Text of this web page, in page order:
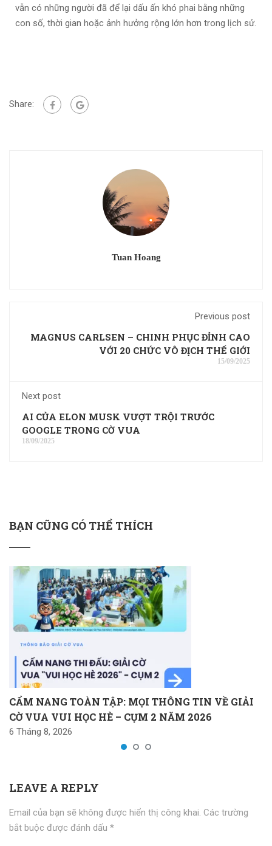
vẫn có những người đã để lại dấu ấn khó phai bằng những
con số, thời gian hoặc ảnh hưởng rộng lớn hơn trong lịch sử.
Share:
Tuan Hoang
Previous post
MAGNUS CARLSEN – CHINH PHỤC ĐỈNH CAO
VỚI 20 CHỨC VÔ ĐỊCH THẾ GIỚI
15/09/2025
Next post
AI CỦA ELON MUSK VƯỢT TRỘI TRƯỚC
GOOGLE TRONG CỜ VUA
18/09/2025
BẠN CŨNG CÓ THỂ THÍCH
CẨM NANG TOÀN TẬP: MỌI THÔNG TIN VỀ GIẢI
CỜ VUA VUI HỌC HÈ – CỤM 2 NĂM 2026
6 Tháng 8, 2026
LEAVE A REPLY
Email của bạn sẽ không được hiển thị công khai. Các trường
bắt buộc được đánh dấu *